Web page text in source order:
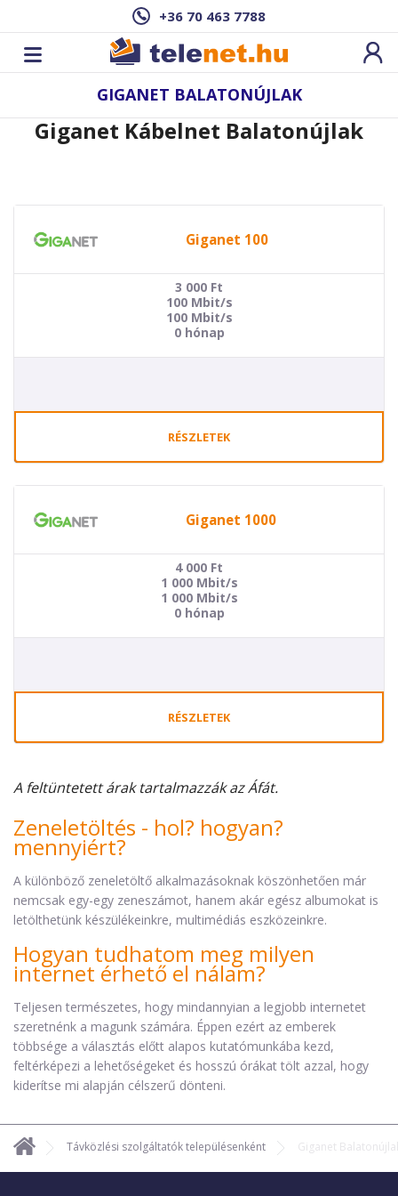
+36 70 463 7788
GIGANET BALATONÚJLAK
Giganet Kábelnet Balatonújlak
Giganet 100
3 000 Ft
100 Mbit/s
100 Mbit/s
0 hónap
RÉSZLETEK
Giganet 1000
4 000 Ft
1 000 Mbit/s
1 000 Mbit/s
0 hónap
RÉSZLETEK
A feltüntetett árak tartalmazzák az Áfát.
Zeneletöltés - hol? hogyan?
mennyiért?
A különböző zeneletöltő alkalmazásoknak köszönhetően már
nemcsak egy-egy zeneszámot, hanem akár egész albumokat is
letölthetünk készülékeinkre, multimédiás eszközeinkre.
Hogyan tudhatom meg milyen
internet érhető el nálam?
Teljesen természetes, hogy mindannyian a legjobb internetet
szeretnénk a magunk számára. Éppen ezért az emberek
többsége a választás előtt alapos kutatómunkába kezd,
feltérképezi a lehetőségeket és hosszú órákat tölt azzal, hogy
kiderítse mi alapján célszerű dönteni.
Távközlési szolgáltatók településenként Giganet